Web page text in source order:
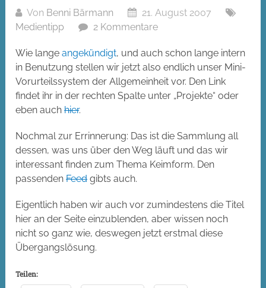
Von Benni Bärmann
21. August 2007
Medientipp
2 Kommentare
Wie langeangekündigt, und auch schon lange intern
in Benutzung stellen wir jetzt also endlich unser Mini-
Vorurteilssystem der Allgemeinheit vor. Den Link
findet ihr in der rechten Spalte unter „Projekte“ oder
eben auchhier.
Nochmal zur Errinnerung: Das ist die Sammlung all
dessen, was uns über den Weg läuft und das wir
interessant finden zum Thema Keimform. Den
passendenFeedgibts auch.
Eigentlich haben wir auch vor zumindestens die Titel
hier an der Seite einzublenden, aber wissen noch
nicht so ganz wie, deswegen jetzt erstmal diese
Übergangslösung.
Teilen: